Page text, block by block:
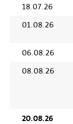
18.07.26
01.08.26
06.08.26
08.08.26
20.08.26